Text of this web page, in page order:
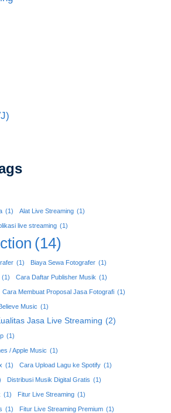
(1) Alat Live Streaming (1)
live streaming (1)
(14)
(1) Biaya Sewa Fotografer (1)
(1) Cara Daftar Publisher Musik (1)
Cara Membuat Proposal Jasa Fotografi (1)
Music (1)
Jasa Live Streaming (2)
(1)
/ Apple Music (1)
(1) Cara Upload Lagu ke Spotify (1)
Distribusi Musik Digital Gratis (1)
(1) Fitur Live Streaming (1)
(1) Fitur Live Streaming Premium (1)